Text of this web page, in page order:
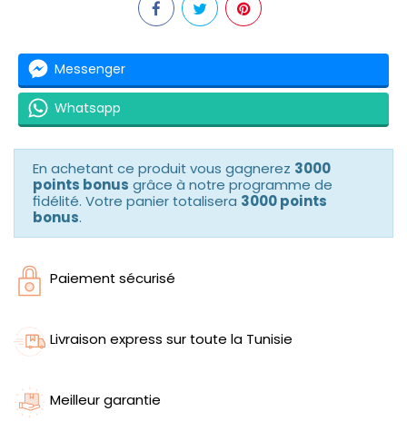
Messenger
Whatsapp
En achetant ce produit vous gagnerez 3000
points bonus grâce à notre programme de
fidélité. Votre panier totalisera 3000 points
bonus.
Paiement sécurisé
Livraison express sur toute la Tunisie
Meilleur garantie